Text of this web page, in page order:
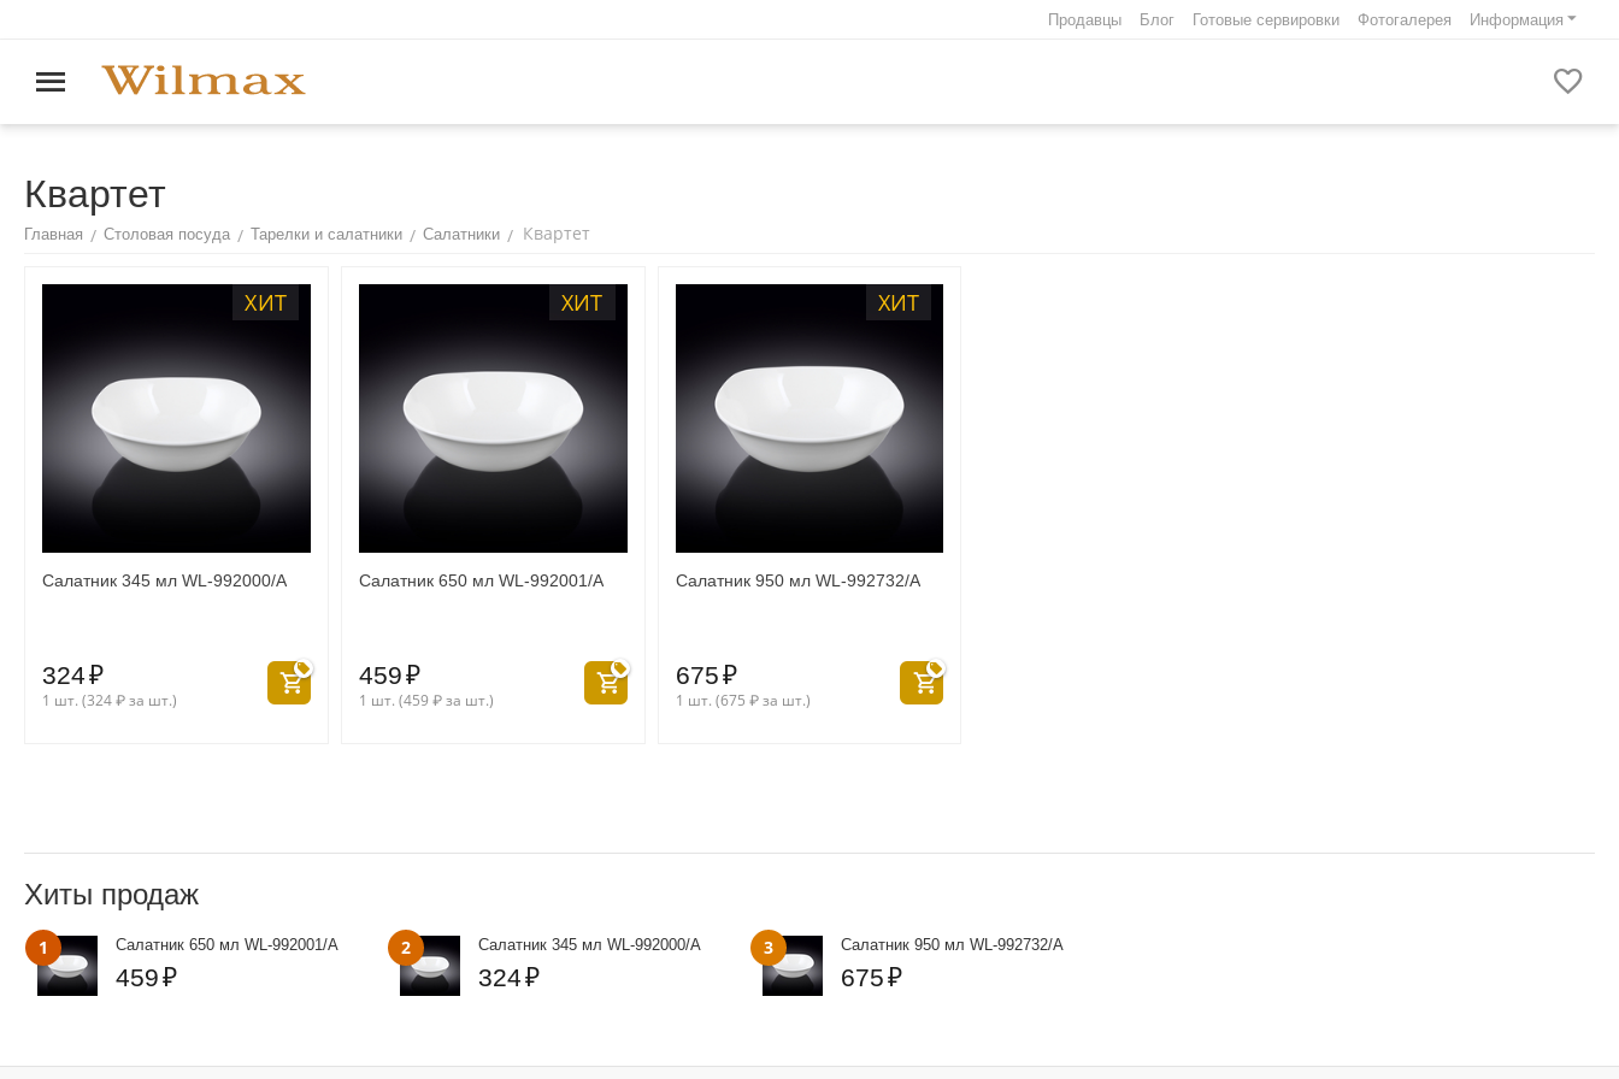
Продавцы Блог Готовые сервировки Фотогалерея Информация
Квартет
Главная / Столовая посуда / Тарелки и салатники / Салатники / Квартет
ХИТ
Салатник 345 мл WL‑992000/A
324₽
1 шт. (324₽за шт.)
ХИТ
Салатник 650 мл WL‑992001/A
459₽
1 шт. (459 ₽за шт.)
ХИТ
Салатник 950 мл WL‑992732/A
675₽
1 шт. (675 ₽за шт.)
Хиты продаж
1 Салатник 650 мл WL‑992001/A
459₽
2 Салатник 345 мл WL‑992000/A
324₽
3 Салатник 950 мл WL‑992732/A
675₽